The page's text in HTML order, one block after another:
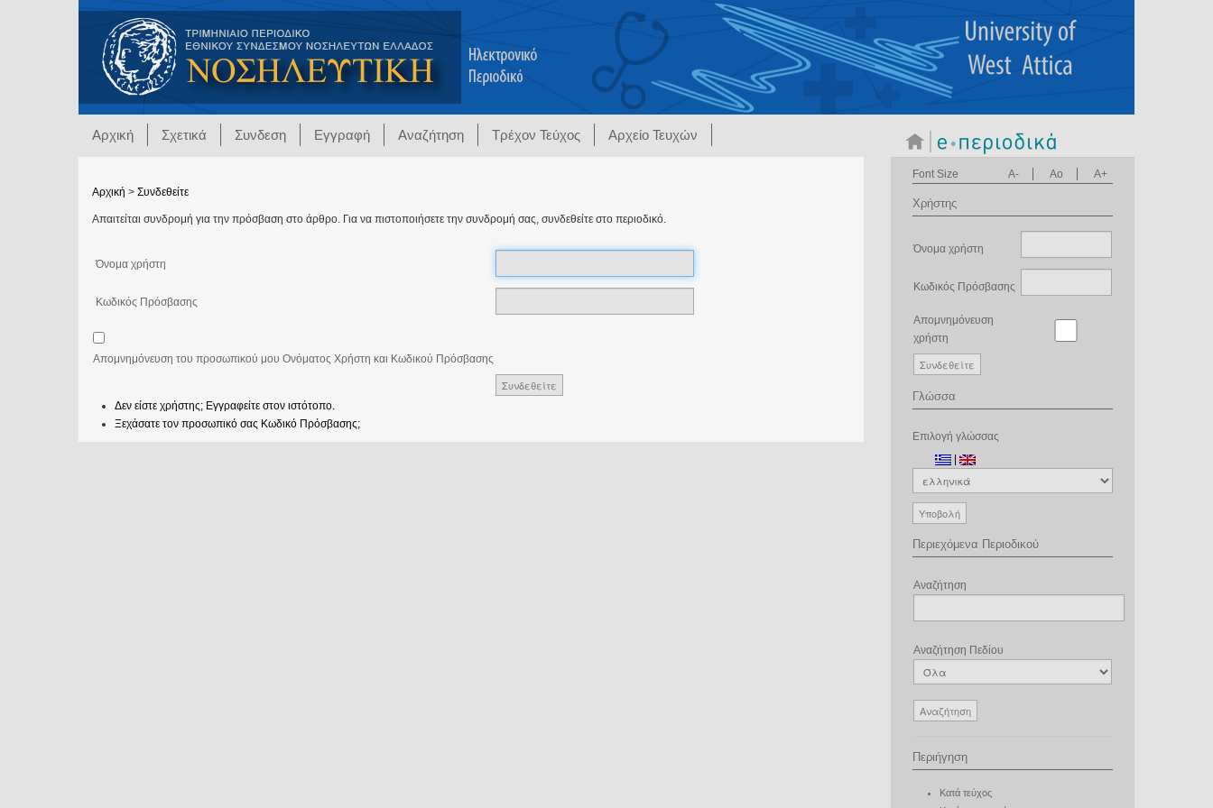
Αρχική Σχετικά Συνδεση Εγγραφή Αναζήτηση Τρέχον Τεύχος Αρχείο Τευχών
Αρχική > Συνδεθείτε
Απαιτείται συνδρομή για την πρόσβαση στο άρθρο. Για να πιστοποιήσετε την συνδρομή σας, συνδεθείτε στο περιοδικό.
Όνομα χρήστη
Κωδικός Πρόσβασης
Απομνημόνευση του προσωπικού μου Ονόματος Χρήστη και Κωδικού Πρόσβασης
Δεν είστε χρήστης; Εγγραφείτε στον ιστότοπο.
Ξεχάσατε τον προσωπικό σας Κωδικό Πρόσβασης;
Font Size A- Ao A+
Χρήστης
Όνομα χρήστη
Κωδικός Πρόσβασης
Απομνημόνευση
χρήστη
Γλώσσα
Επιλογή γλώσσας
|
Περιεχόμενα Περιοδικού
Αναζήτηση
Αναζήτηση Πεδίου
Περιήγηση
Κατά τεύχος